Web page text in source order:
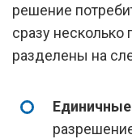
решение
сразу несколько
разделены на